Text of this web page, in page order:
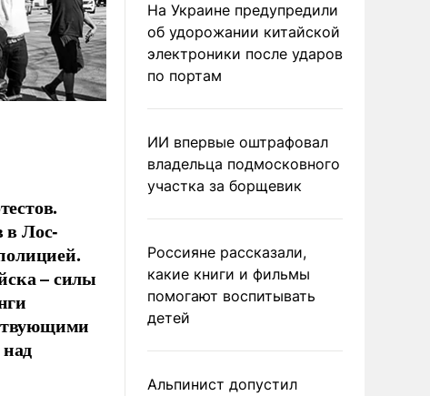
в Лос-
– силы
На Украине предупредили
об удорожании китайской
электроники после ударов
по портам
ИИ впервые оштрафовал
владельца подмосковного
участка за борщевик
Россияне рассказали,
какие книги и фильмы
помогают воспитывать
детей
Альпинист допустил